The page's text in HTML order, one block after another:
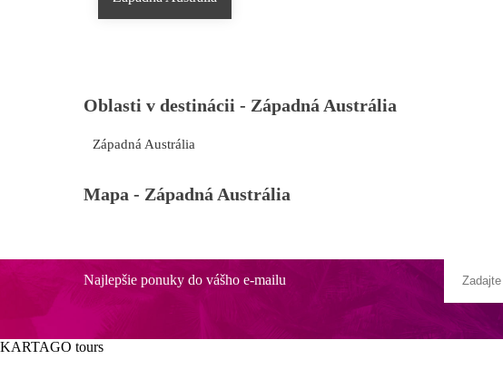
Oblasti v destinácii - Západná Austrália
Západná Austrália
Mapa - Západná Austrália
Najlepšie ponuky do vášho e-mailu
KARTAGO tours